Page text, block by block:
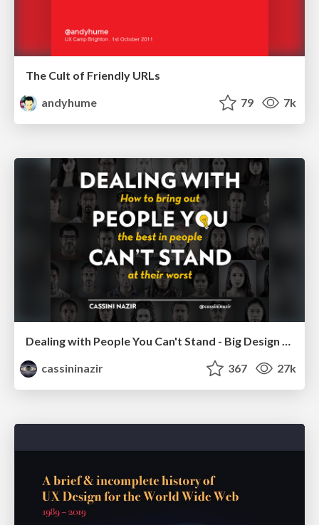
The Cult of Friendly URLs
andyhume
79 7k
cassininazir
367 27k